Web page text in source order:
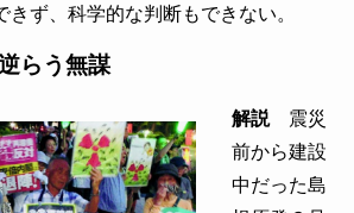
ず、科学的な判断もできない。
らう無謀
解説 震災
前から建設
中だった島